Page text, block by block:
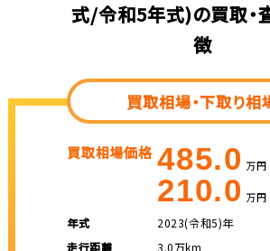
式/令和5年式)の買取・
徴
買取相場・下取り相
買取相場価格 485.0 万円
210.0 万円
年式
2023(令和5)年
走行距離
3.0万km